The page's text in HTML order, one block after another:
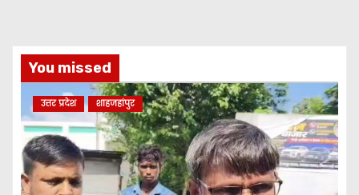
You missed
उत्तर प्रदेश शाहजहांपुर